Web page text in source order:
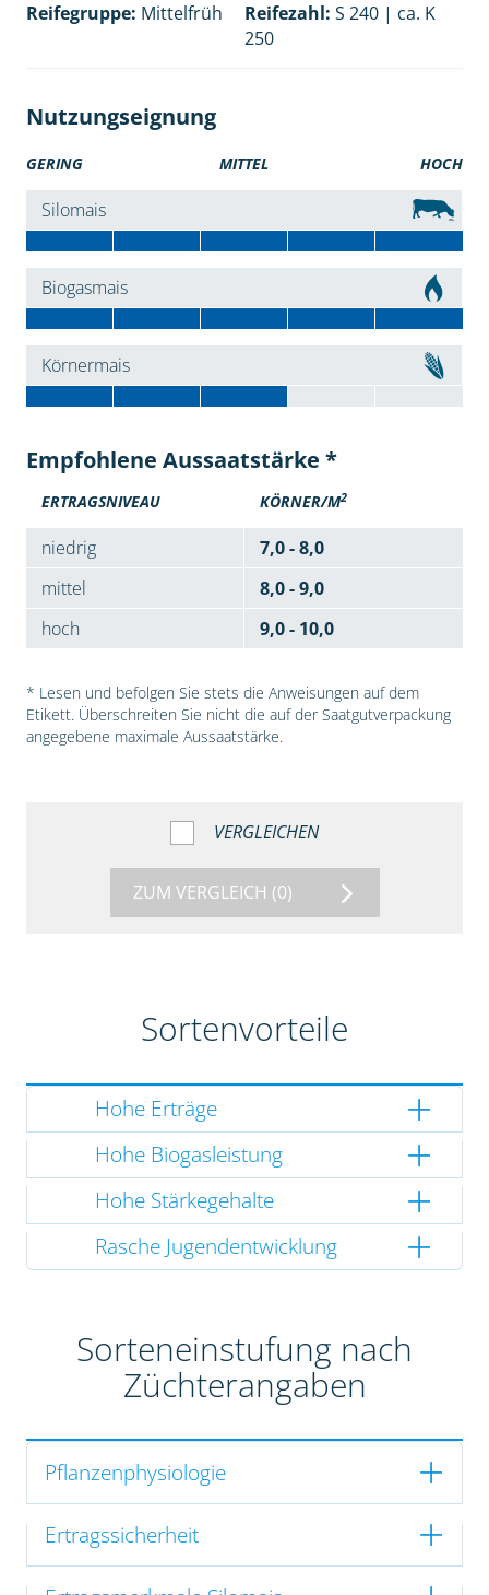
Reifegruppe: Mittelfrüh Reifezahl: S 240 | ca. K
250
Nutzungseignung
GERING MITTEL HOCH
Silomais
Biogasmais
Körnermais
Empfohlene Aussaatstärke *
ERTRAGSNIVEAU KÖRNER/M2
niedrig
7,0 - 8,0
mittel
8,0 - 9,0
hoch
9,0 - 10,0
* Lesen und befolgen Sie stets die Anweisungen auf dem
Etikett. Überschreiten Sie nicht die auf der Saatgutverpackung
angegebene maximale Aussaatstärke.
VERGLEICHEN
ZUM VERGLEICH (0)
Sortenvorteile
Hohe Erträge
Hohe Biogasleistung
Hohe Stärkegehalte
Rasche Jugendentwicklung
Sorteneinstufung nach
Züchterangaben
Pflanzenphysiologie
Ertragssicherheit